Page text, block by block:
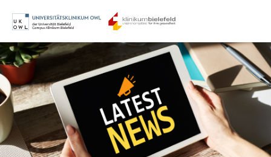
Login
Benutzername
Passwort